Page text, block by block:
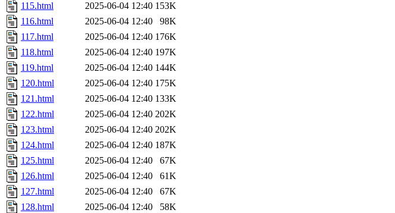
115.html
2025-06-04 12:40 153K
116.html
2025-06-04 12:40
98K
117.html
2025-06-04 12:40 176K
118.html
2025-06-04 12:40 197K
119.html
2025-06-04 12:40 144K
120.html
2025-06-04 12:40 175K
121.html
2025-06-04 12:40 133K
122.html
2025-06-04 12:40 202K
123.html
2025-06-04 12:40 202K
124.html
2025-06-04 12:40 187K
125.html
2025-06-04 12:40
67K
126.html
2025-06-04 12:40
61K
127.html
2025-06-04 12:40
67K
128.html
2025-06-04 12:40
58K